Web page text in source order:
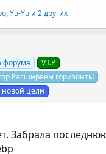
,Yu-Yu и 2 других
форума
V.I.P
Расширяем горизонты
новой цели
Забрала